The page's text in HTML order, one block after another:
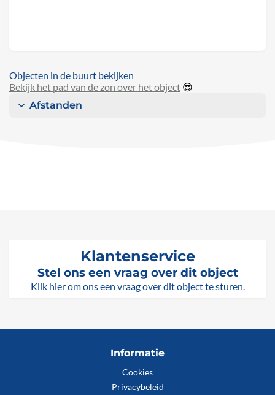
Objecten in de buurt bekijken
Bekijk het pad van de zon over het object 😎
Afstanden
Klantenservice
Stel ons een vraag over dit object
Klik hier om ons een vraag over dit object te sturen.
Informatie
Cookies
Privacybeleid